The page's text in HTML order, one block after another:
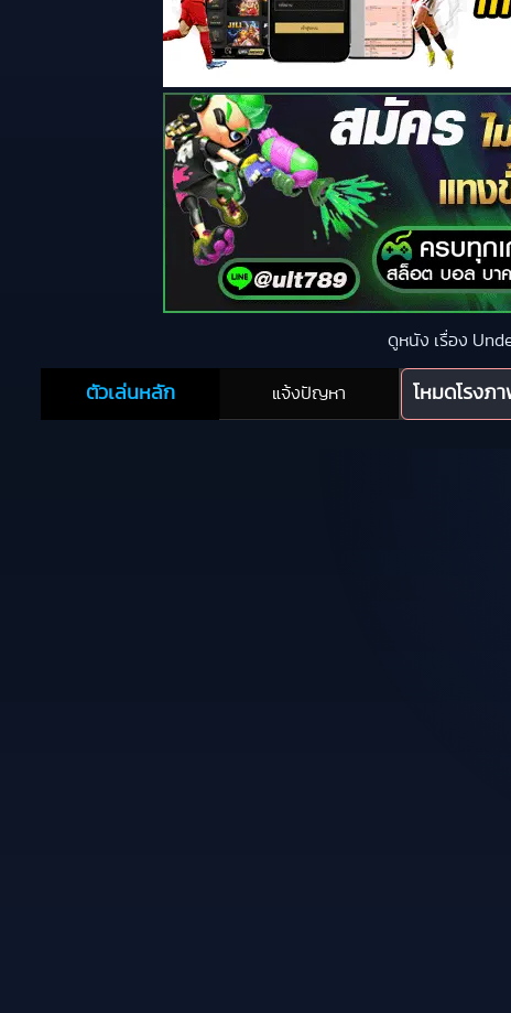
ดูหนัง เรื่อง
ตัวเล่นหลัก แจ้งปัญหา โหมดโรงภ